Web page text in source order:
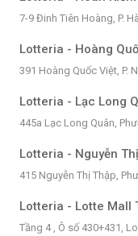
7-9 Đinh Tiên Hoàng, P.
Lotteria - Hoàng
391 Hoàng Quốc Việt, P.
Lotteria - Lạc Long
445a Lạc Long Quân,
Lotteria - Nguyễn
415 Nguyễn Thị Thập,
Lotteria - Lotte Mall
Tầng 4 , Ô số 430+431,